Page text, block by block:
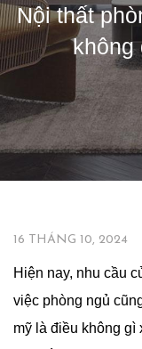
Nội thất
không
THIẾT KẾ PHÒNG
16 THÁNG 10, 2024
Hiện nay, nhu cầu
việc phòng ngủ
mỹ là điều không